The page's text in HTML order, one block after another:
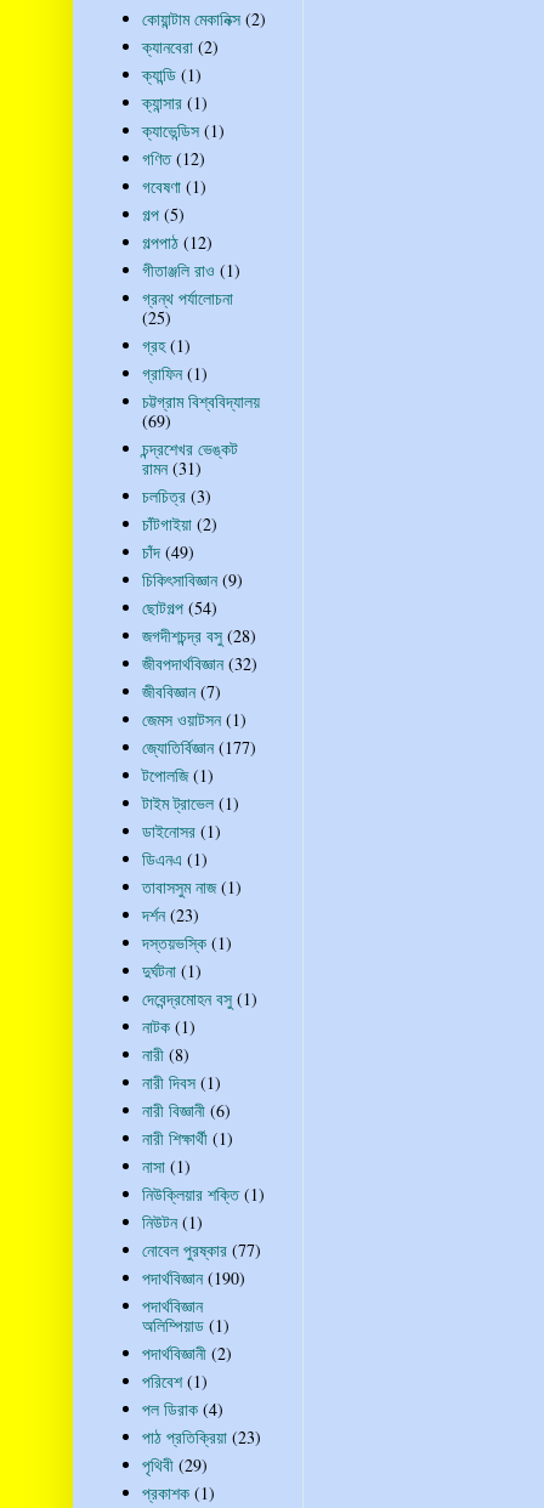
কোয়ান্টাম মেকানিক্স (2)
ক্যানবেরা (2)
ক্যান্ডি (1)
ক্যান্সার (1)
ক্যাভেন্ডিস (1)
গণিত (12)
গবেষণা (1)
গল্প (5)
গল্পপাঠ (12)
গীতাঞ্জলি রাও (1)
গ্রন্থ পর্যালোচনা
(25)
গ্রহ (1)
গ্রাফিন (1)
চট্টগ্রাম বিশ্ববিদ্যালয়
(69)
চন্দ্রশেখর ভেঙ্কট
রামন (31)
চলচিত্র (3)
চাঁটগাইয়া (2)
চাঁদ (49)
চিকিৎসাবিজ্ঞান (9)
ছোটগল্প (54)
জগদীশচন্দ্র বসু (28)
জীবপদার্থবিজ্ঞান (32)
জীববিজ্ঞান (7)
জেমস ওয়াটসন (1)
জ্যোতির্বিজ্ঞান (177)
টপোলজি (1)
টাইম ট্রাভেল (1)
ডাইনোসর (1)
ডিএনএ (1)
তাবাসসুম নাজ (1)
দর্শন (23)
দস্তয়ভস্কি (1)
দুর্ঘটনা (1)
দেবেন্দ্রমোহন বসু (1)
নাটক (1)
নারী (8)
নারী দিবস (1)
নারী বিজ্ঞানী (6)
নারী শিক্ষার্থী (1)
নাসা (1)
নিউক্লিয়ার শক্তি (1)
নিউটন (1)
নোবেল পুরষ্কার (77)
পদার্থবিজ্ঞান (190)
পদার্থবিজ্ঞান
অলিম্পিয়াড (1)
পদার্থবিজ্ঞানী (2)
পরিবেশ (1)
পল ডিরাক (4)
পাঠ প্রতিক্রিয়া (23)
পৃথিবী (29)
প্রকাশক (1)